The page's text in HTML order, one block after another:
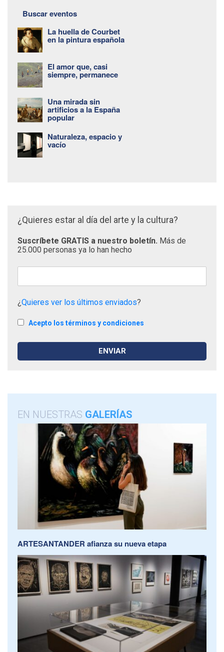
Buscar eventos
La huella de Courbet
en la pintura española
El amor que, casi
siempre, permanece
Una mirada sin
artificios a la España
popular
Naturaleza, espacio y
vacío
¿Quieres estar al día del arte y la cultura?
Suscríbete GRATIS a nuestro boletín. Más de
25.000 personas ya lo han hecho
¿Quieres ver los últimos enviados?
Acepto los términos y condiciones
EN NUESTRAS GALERÍAS
ARTESANTANDER afianza su nueva etapa